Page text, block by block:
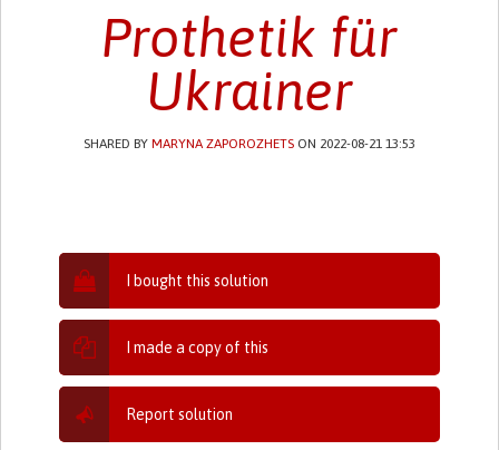
Prothetik für
Ukrainer
SHARED BY MARYNA ZAPOROZHETSON 2022-08-21 13:53
I bought this solution
I made a copy of this
Report solution